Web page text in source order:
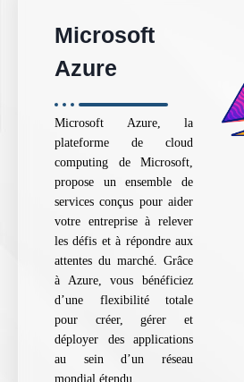
Microsoft
Azure
Microsoft Azure, la
plateforme de cloud
computing de Microsoft,
propose un ensemble de
services conçus pour aider
votre entreprise à relever
les défis et à répondre aux
attentes du marché. Grâce
à Azure, vous bénéficiez
d’une flexibilité totale
pour créer, gérer et
déployer des applications
au sein d’un réseau
mondial étendu.